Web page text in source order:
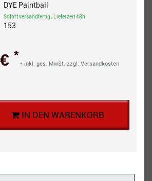
DYE Paintball
Sofort versandfertig , Lieferzeit 48h
153
*
* inkl. ges. MwSt. zzgl. Versandkosten
IN DEN WARENKORB